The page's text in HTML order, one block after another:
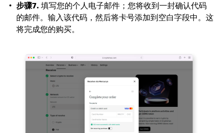
步骤7. 填写您的个人电子邮件；您将收到一封确认代码
的邮件。输入该代码，然后将卡号添加到空白字段中。这
将完成您的购买。